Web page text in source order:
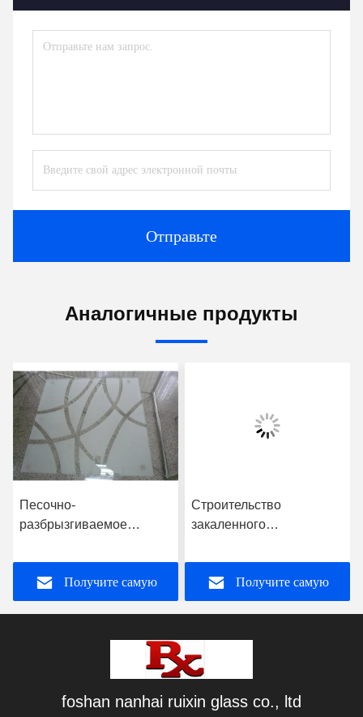
Отправьте
Аналогичные продукты
Песочно-
разбрызгиваемое
закаленное стекло для
перегородки залов и
столовых
Получите самую
Строительство
закаленного
непрозрачного цветного
стеклянного градиента
Получите самую
foshan nanhai ruixin glass co., ltd